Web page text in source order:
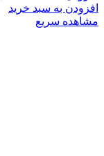
افزودن به سبد خرید
مشاهده سریع